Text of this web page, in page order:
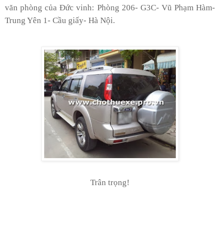
văn phòng của Đức vinh: Phòng 206- G3C- Vũ Phạm Hàm-
Trung Yên 1- Cầu giấy- Hà Nội.
Trân trọng!